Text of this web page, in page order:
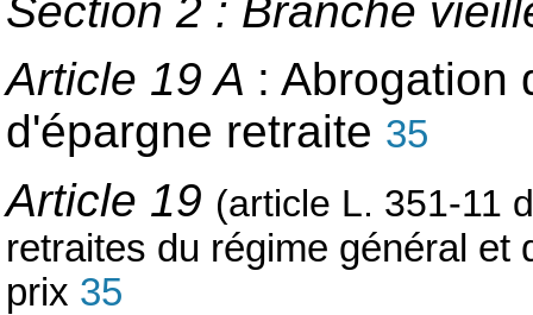
Section 2 : Branche
Article 19 A : Abrogation
d'épargne retraite 35
Article 19 (article L. 351-11
retraites du régime général
prix 35